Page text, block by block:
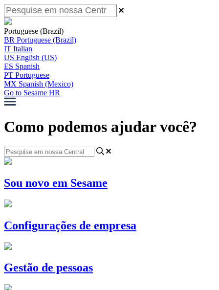
Portuguese (Brazil)
BR Portuguese (Brazil)
IT Italian
US English (US)
ES Spanish
PT Portuguese
MX Spanish (Mexico)
Go to Sesame HR
Como podemos ajudar você?
Sou novo em Sesame
Configurações de empresa
Gestão de pessoas